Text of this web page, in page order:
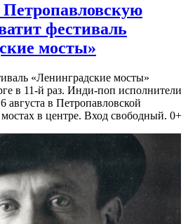
фестиваль
мосты»
«Ленинградские мосты»
в 11-й раз. Инди-поп исполнители
августа в Петропавловской
в центре. Вход свободный. 0+